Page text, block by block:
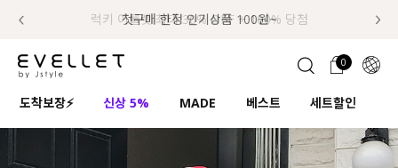
📢 8월 여름휴무 배송안내
추가금 NO! 오늘주문 오늘도착 보장 배송서비스 🚚
첫구매 한정 인기상품 100원~
럭키 이룰렛 최대 30% OFF + 100% 당첨
0
도착보장⚡ 신상 5% MADE 베스트 세트할인
ENG
JP
콘텐츠 리뷰 & 혜택 회원혜택